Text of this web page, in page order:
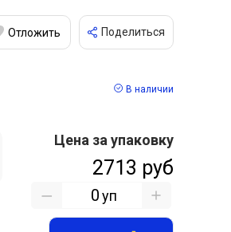
Отложить Поделиться
В наличии
Цена за упаковку
2713 руб
уп